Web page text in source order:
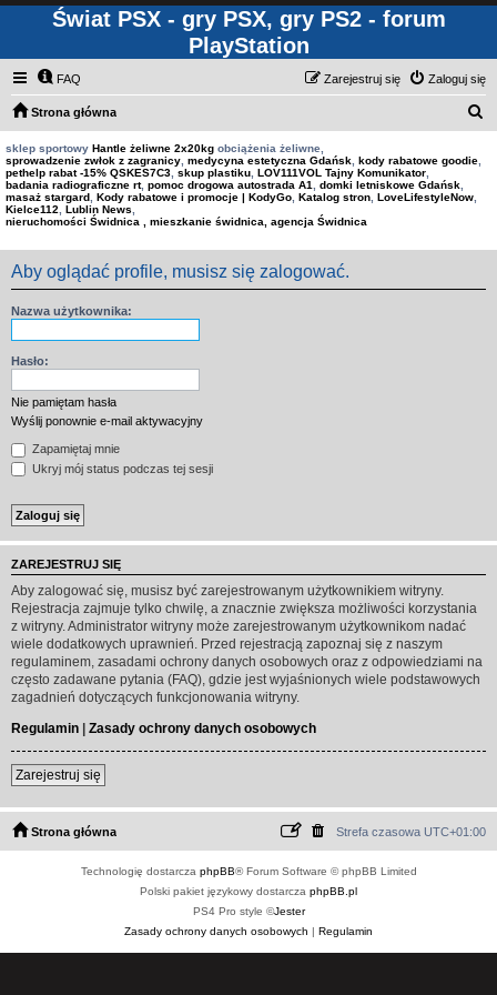
Świat PSX - gry PSX, gry PS2 - forum
PlayStation
FAQ Zaloguj się
Zarejestruj się
Strona główna
sklep sportowy Hantle żeliwne 2x20kg obciążenia żeliwne,
sprowadzenie zwłok z zagranicy medycyna estetyczna Gdańsk kody rabatowe goodie
pethelp rabat -15% QSKES7C3 skup plastiku LOV111VOL Tajny Komunikator
badania radiograficzne rt, pomoc drogowa autostrada A1 domki letniskowe Gdańsk
masaż stargard Kody rabatowe i promocje | KodyGo Katalog stron LoveLifestyleNow
Kielce112
Lublin News
nieruchomości Świdnica , mieszkanie świdnica, agencja Świdnica
Aby oglądać profile, musisz się zalogować.
Nazwa użytkownika:
Hasło:
Nie pamiętam hasła
Wyślij ponownie e-mail aktywacyjny
Zapamiętaj mnie
Ukryj mój status podczas tej sesji
ZAREJESTRUJ SIĘ
Aby zalogować się, musisz być zarejestrowanym użytkownikiem witryny.
Rejestracja zajmuje tylko chwilę, a znacznie zwiększa możliwości korzystania
z witryny. Administrator witryny może zarejestrowanym użytkownikom nadać
wiele dodatkowych uprawnień. Przed rejestracją zapoznaj się z naszym
regulaminem, zasadami ochrony danych osobowych oraz z odpowiedziami na
często zadawane pytania (FAQ), gdzie jest wyjaśnionych wiele podstawowych
zagadnień dotyczących funkcjonowania witryny.
Regulamin | Zasady ochrony danych osobowych
Zarejestruj się
Strona główna Strefa czasowa UTC+01:00
Technologię dostarcza phpBB® Forum Software © phpBB Limited
Polski pakiet językowy dostarcza phpBB.pl
PS4 Pro style ©Jester
Zasady ochrony danych osobowych | Regulamin